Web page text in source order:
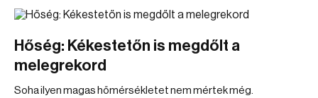
Hőség: Kékestetőn is megdőlt a
melegrekord
Soha ilyen magas hőmérsékletet nem mértek még.